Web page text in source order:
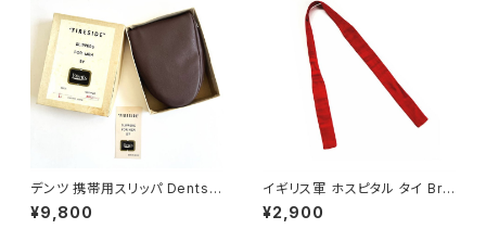
デンツ 携帯用スリッパ Dents T
ravel Slippers
¥9,800
イギリス軍 ホスピタル タイ Briti
sh Army Hospital Red Tie
¥2,900